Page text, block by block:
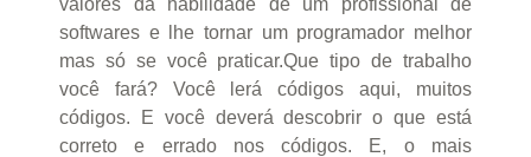
valores da habilidade de um profissional de
softwares e lhe tornar um programador melhor
mas só se você praticar.Que tipo de trabalho
você fará? Você lerá códigos aqui, muitos
códigos. E você deverá descobrir o que está
correto e errado nos códigos. E, o mais